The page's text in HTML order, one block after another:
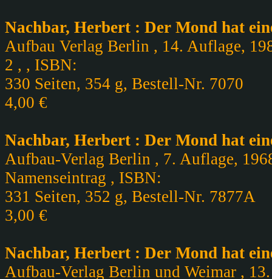
Nachbar, Herbert : Der Mond hat
Aufbau Verlag Berlin , 14. Auflage,
2 , , ISBN:
330 Seiten, 354 g, Bestell-Nr. 7070
4,00 €
Nachbar, Herbert : Der Mond hat
Aufbau-Verlag Berlin , 7. Auflage,
Namenseintrag , ISBN:
331 Seiten, 352 g, Bestell-Nr. 7877A
3,00 €
Nachbar, Herbert : Der Mond hat
Aufbau-Verlag Berlin und Weimar ,